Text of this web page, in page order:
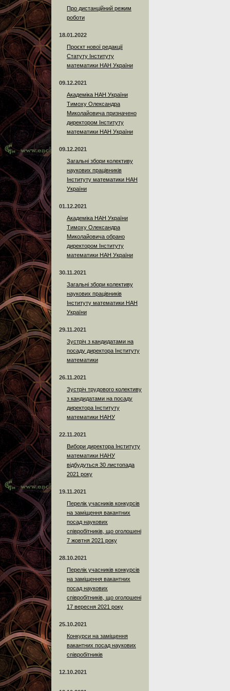
Про дистанційний режим
роботи
18.01.2022
Проєкт нової редакції
Статуту Інституту
математики НАН України
09.12.2021
Академіка НАН України
Тимоху Олександра
Миколайовича призначено
директором Інституту
математики НАН України
09.12.2021
Загальні збори колективу
наукових працівників
Інституту математики НАН
України
01.12.2021
Академіка НАН України
Тимоху Олександра
Миколайовича обрано
директором Інституту
математики НАН України
30.11.2021
Загальні збори колективу
наукових працівників
Інституту математики НАН
України
29.11.2021
Зустріч з кандидатами на
посаду директора Інституту
математики
26.11.2021
Зустріч трудового колективу
з кандидатами на посаду
директора Інституту
математики НАНУ
22.11.2021
Вибори директора Інституту
математики НАНУ
відбудуться 30 листопада
2021 року
19.11.2021
Перелік учасників конкурсів
на заміщення вакантних
посад наукових
співробітників, що оголошені
7 жовтня 2021 року
28.10.2021
Перелік учасників конкурсів
на заміщення вакантних
посад наукових
співробітників, що оголошені
17 вересня 2021 року
25.10.2021
Конкурси на заміщення
вакантних посад наукових
співробітників
12.10.2021